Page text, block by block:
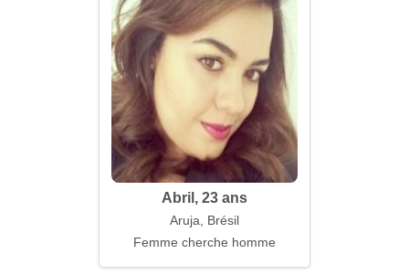
Abril, 23 ans
Aruja, Brésil
Femme cherche homme